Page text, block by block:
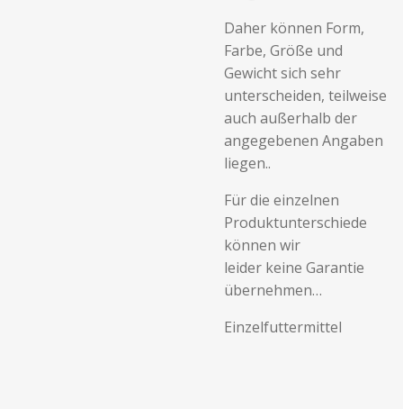
Daher können Form,
Farbe, Größe und
Gewicht sich sehr
unterscheiden, teilweise
auch außerhalb der
angegebenen Angaben
liegen..
Für die einzelnen
Produktunterschiede
können wir
leider keine Garantie
übernehmen…
Einzelfuttermittel